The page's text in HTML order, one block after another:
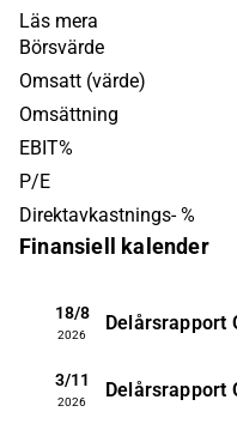
inom diverse
samt övriga
global nivå. Bolaget
huvudkontor i Oslo.
Läs mera
Börsvärde
Omsatt (värde)
Omsättning
EBIT%
P/E
Direktavkastnings- %
Finansiell kalender
18/8
2026
Delårsrapport
3/11
2026
Delårsrapport